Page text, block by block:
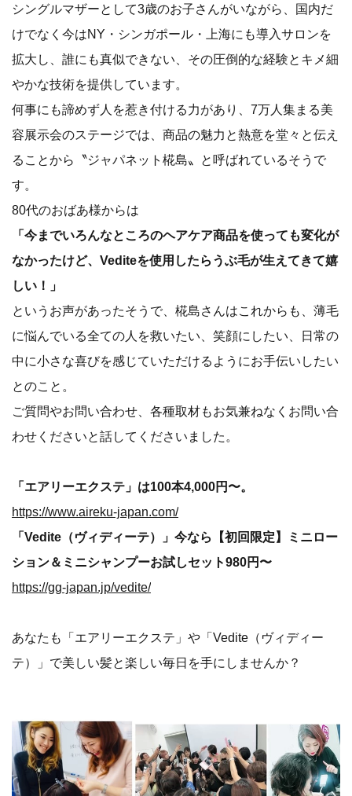
シングルマザーとして3歳のお子さんがいながら、国内だ
けでなく今はNY・シンガポール・上海にも導入サロンを
拡大し、誰にも真似できない、その圧倒的な経験とキメ細
やかな技術を提供しています。
何事にも諦めず人を惹き付ける力があり、7万人集まる美
容展示会のステージでは、商品の魅力と熱意を堂々と伝え
ることから〝ジャパネット椛島〟と呼ばれているそうで
す。
80代のおばあ様からは
「今までいろんなところのヘアケア商品を使っても変化が
なかったけど、Vediteを使用したらうぶ毛が生えてきて嬉
しい！」
というお声があったそうで、椛島さんはこれからも、薄毛
に悩んでいる全ての人を救いたい、笑顔にしたい、日常の
中に小さな喜びを感じていただけるようにお手伝いしたい
とのこと。
ご質問やお問い合わせ、各種取材もお気兼ねなくお問い合
わせくださいと話してくださいました。
「エアリーエクステ」は100本4,000円〜。
https://www.aireku-japan.com/
「Vedite（ヴィディーテ）」今なら【初回限定】ミニロー
ション＆ミニシャンプーお試しセット980円〜
https://gg-japan.jp/vedite/
あなたも「エアリーエクステ」や「Vedite（ヴィディー
テ）」で美しい髪と楽しい毎日を手にしませんか？